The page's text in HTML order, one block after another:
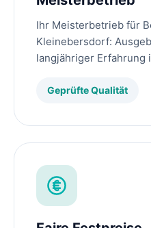
Ihr Meisterbetrieb für
Kleinebersdorf:
langjähriger Erfahrung
Geprüfte Qualität